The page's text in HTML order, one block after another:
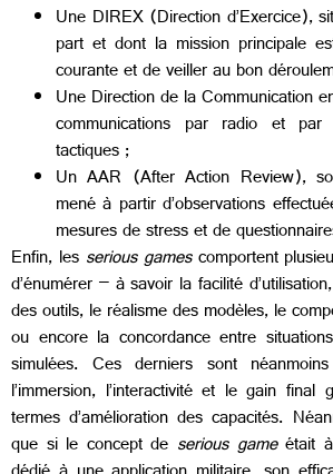
Une DIREX (Direction d’Exercice),
part et dont la mission principale
courante et de veiller au bon
Une Direction de la Communication
communications par radio et
tactiques ;
Un AAR (After Action Review),
mené à partir d’observations
mesures de stress et de
Enfin, les serious gamescomportent
d’énumérer – à savoir la facilité
des outils, le réalisme des modèles, le
ou encore la concordance entre
simulées. Ces derniers sont
l’immersion, l’interactivité et le gain
termes d’amélioration des capacités.
que si le concept de serious gameétait à